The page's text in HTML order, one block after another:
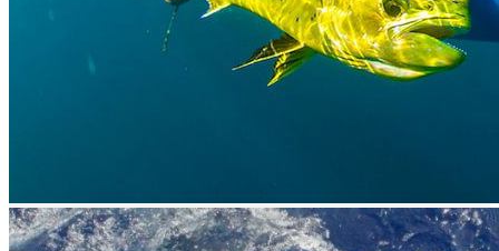
Municipio
Loreto, B.C.S., México